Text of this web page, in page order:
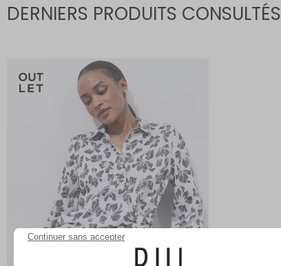
DERNIERS PRODUITS CONSULTÉS
Continuer sans accepter